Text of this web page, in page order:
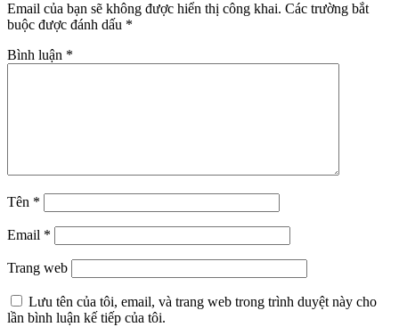
Email của bạn sẽ không được hiển thị công khai. Các trường bắt
buộc được đánh dấu *
Bình luận *
Tên *
Email *
Trang web
Lưu tên của tôi, email, và trang web trong trình duyệt này cho
lần bình luận kế tiếp của tôi.